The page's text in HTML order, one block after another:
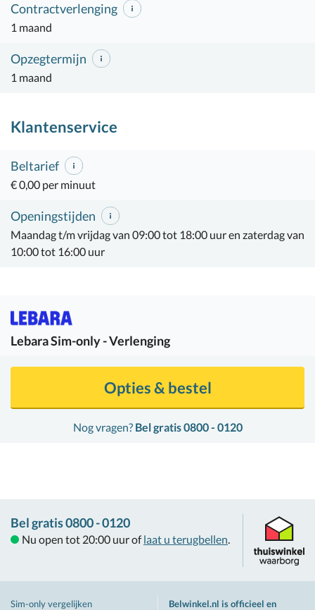
Contractverlenging
1 maand
Opzegtermijn
1 maand
Klantenservice
Beltarief
€ 0,00 per minuut
Openingstijden
Maandag t/m vrijdag van 09:00 tot 18:00 uur en zaterdag van
10:00 tot 16:00 uur
LebaraSim-only - Verlenging
Nog vragen? Bel gratis 0800 - 0120
Opties & bestel
Bel gratis 0800 - 0120
Nu open tot 20:00 uur of laat u terugbellen.
Sim-only vergelijken Belwinkel.nl is officieel en